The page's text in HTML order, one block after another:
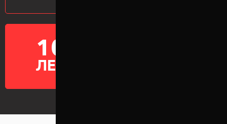
10
ЛЕТ